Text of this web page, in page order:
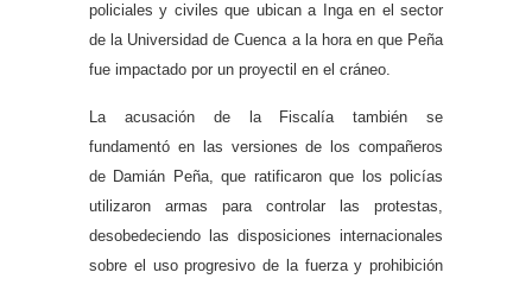
policiales y civiles que ubican a Inga en el sector
de la Universidad de Cuenca a la hora en que Peña
fue impactado por un proyectil en el cráneo.
La acusación de la Fiscalía también se
fundamentó en las versiones de los compañeros
de Damián Peña, que ratificaron que los policías
utilizaron armas para controlar las protestas,
desobedeciendo las disposiciones internacionales
sobre el uso progresivo de la fuerza y prohibición